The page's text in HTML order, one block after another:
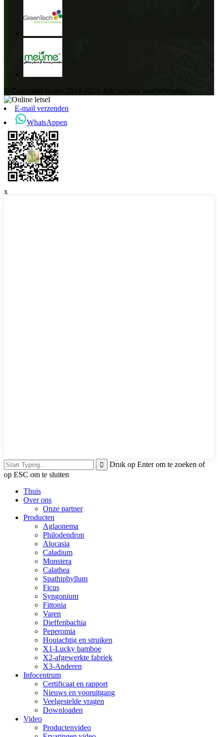
© Copyright iwater 2014-2023: Alle rechten voorbehouden.
E-mail verzenden
WhatsAppen
x
Druk op Enter om te zoeken of
op ESC om te sluiten
Thuis
Over ons
Onze partner
Producten
Aglaonema
Philodendron
Alocasia
Caladium
Monstera
Calathea
Spathiphyllum
Ficus
Syngonium
Fittonia
Varen
Dieffenbachia
Peperomia
Houtachtig en struiken
X1-Lucky bamboe
X2-afgewerkte fabriek
X3-Anderen
Infocentrum
Certificaat en rapport
Nieuws en vooruitgang
Veelgestelde vragen
Downloaden
Video
Productenvideo